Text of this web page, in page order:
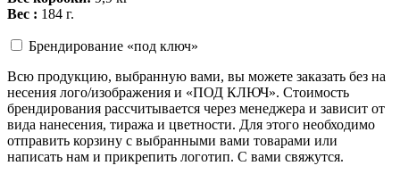
Вес : 184 г.
Брендирование «под ключ»
Всю продукцию, выбранную вами, вы можете заказать без на
несения лого/изображения и «ПОД КЛЮЧ». Стоимость
брендирования рассчитывается через менеджера и зависит от
вида нанесения, тиража и цветности. Для этого необходимо
отправить корзину с выбранными вами товарами или
написать нам и прикрепить логотип. С вами свяжутся.